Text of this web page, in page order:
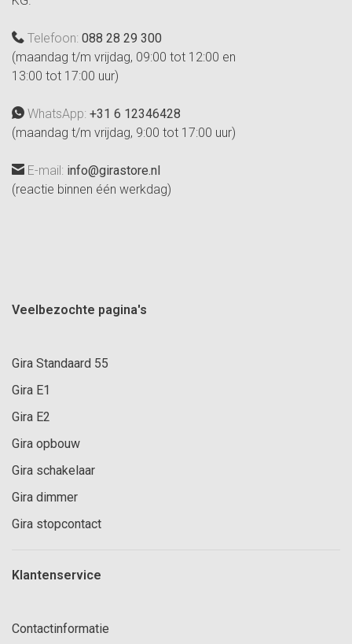
Telefoon: 088 28 29 300
(maandag t/m vrijdag, 09:00 tot 12:00 en
13:00 tot 17:00 uur)
WhatsApp: +31 6 12346428
(maandag t/m vrijdag, 9:00 tot 17:00 uur)
E-mail: info@girastore.nl
(reactie binnen één werkdag)
Veelbezochte pagina's
Gira Standaard 55
Gira E1
Gira E2
Gira opbouw
Gira schakelaar
Gira dimmer
Gira stopcontact
Klantenservice
Contactinformatie